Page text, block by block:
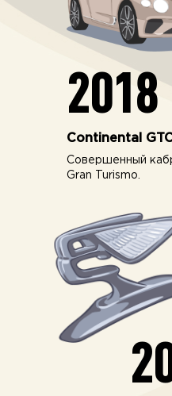
2018
Continental
Совершенный
Gran Turismo.